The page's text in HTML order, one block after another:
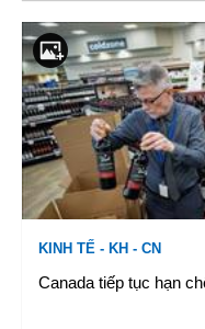
KINH TẾ - KH - CN
Canada tiếp tục hạn